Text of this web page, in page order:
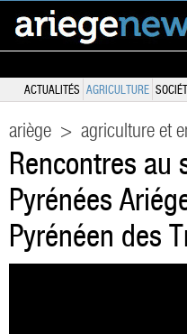
ACTUALITÉS AGRICULTURE
ariège > agriculture et
Rencontres au
Pyrénées
Pyrénéen des